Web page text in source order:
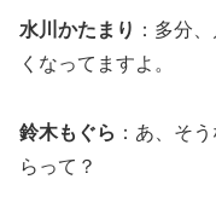
水川かたまり ：多分
くなってますよ。
鈴木もぐら ：あ、そ
らって？